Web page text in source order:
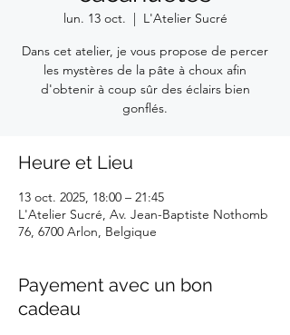
lun. 13 oct.
  |
L'Atelier Sucré
Dans cet atelier, je vous propose de percer
les mystères de la pâte à choux afin
d'obtenir à coup sûr des éclairs bien
gonflés.
Heure et Lieu
13 oct. 2025, 18:00 – 21:45
L'Atelier Sucré, Av. Jean-Baptiste Nothomb
76, 6700 Arlon, Belgique
Payement avec un bon
cadeau